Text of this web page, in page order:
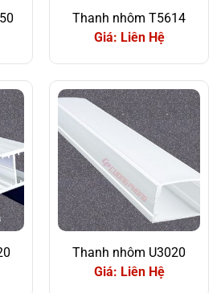
Thanh nhôm T5614
Giá: Liên Hệ
Thanh nhôm U3020
Giá: Liên Hệ